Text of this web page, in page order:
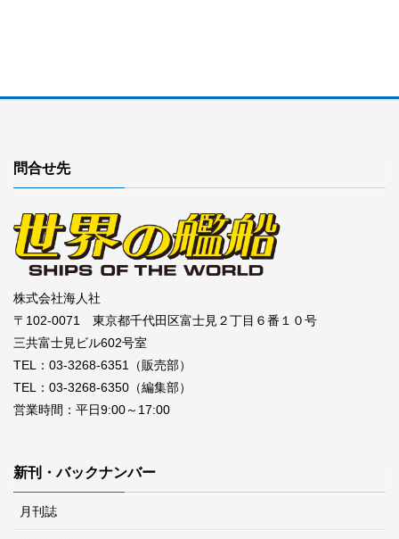
問合せ先
株式会社海人社
〒102-0071 東京都千代田区富士見２丁目６番１０号
三共富士見ビル602号室
TEL：03-3268-6351（販売部）
TEL：03-3268-6350（編集部）
営業時間：平日9:00～17:00
新刊・バックナンバー
月刊誌